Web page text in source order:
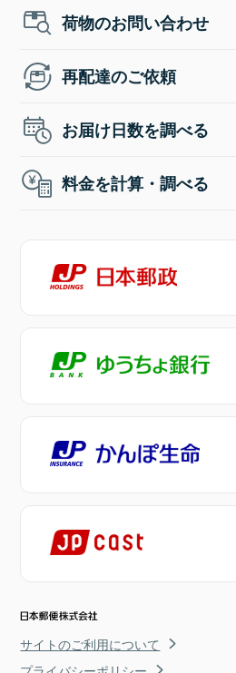
荷物のお問い合わせ
再配達のご依頼
お届け日数を調べる
料金を計算・調べる
サイトのご利用について